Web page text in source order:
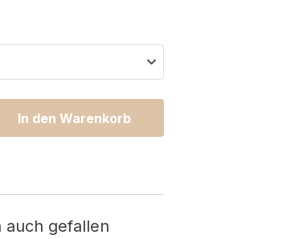
In den Warenkorb
auch gefallen